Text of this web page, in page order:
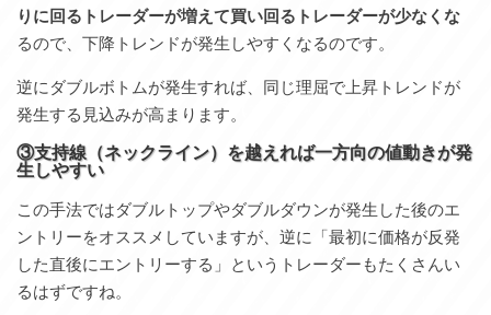
りに回るトレーダーが増えて買い回るトレーダーが少なくな
るので、下降トレンドが発生しやすくなるのです。
逆にダブルボトムが発生すれば、同じ理屈で上昇トレンドが
発生する見込みが高まります。
③支持線（ネックライン）を越えれば一方向の値動きが発
生しやすい
この手法ではダブルトップやダブルダウンが発生した後のエ
ントリーをオススメしていますが、逆に「最初に価格が反発
した直後にエントリーする」というトレーダーもたくさんい
るはずですね。